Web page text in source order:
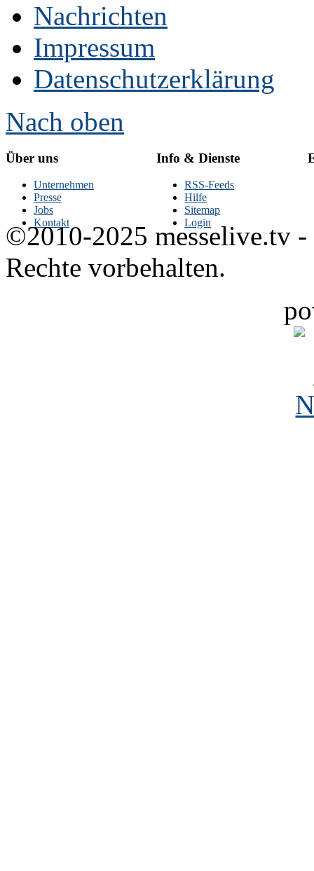
Nachrichten
Impressum
Datenschutzerklärung
Nach oben
Über uns
Unternehmen
Presse
Jobs
Kontakt
Info & Dienste
RSS-Feeds
Hilfe
Sitemap
Login
©2010-2025 messelive.tv -
Rechte vorbehalten.